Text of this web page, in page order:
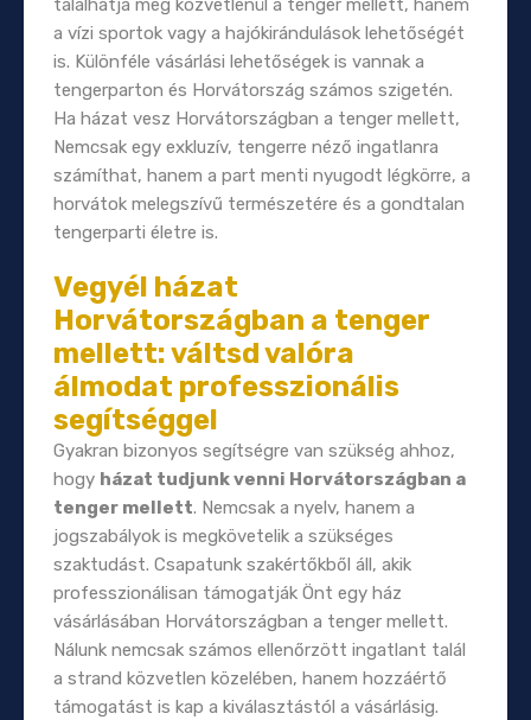
találhatja meg közvetlenül a tenger mellett, hanem
a vízi sportok vagy a hajókirándulások lehetőségét
is. Különféle vásárlási lehetőségek is vannak a
tengerparton és Horvátország számos szigetén.
Ha házat vesz Horvátországban a tenger mellett,
Nemcsak egy exkluzív, tengerre néző ingatlanra
számíthat, hanem a part menti nyugodt légkörre, a
horvátok melegszívű természetére és a gondtalan
tengerparti életre is.
Vegyél házat
Horvátországban a tenger
mellett: váltsd valóra
álmodat professzionális
segítséggel
Gyakran bizonyos segítségre van szükség ahhoz,
hogy házat tudjunk venni Horvátországban a
tenger mellett. Nemcsak a nyelv, hanem a
jogszabályok is megkövetelik a szükséges
szaktudást. Csapatunk szakértőkből áll, akik
professzionálisan támogatják Önt egy ház
vásárlásában Horvátországban a tenger mellett.
Nálunk nemcsak számos ellenőrzött ingatlant talál
a strand közvetlen közelében, hanem hozzáértő
támogatást is kap a kiválasztástól a vásárlásig.